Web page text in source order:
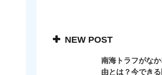
NEW POST
南海トラフがな
由とは？今でき